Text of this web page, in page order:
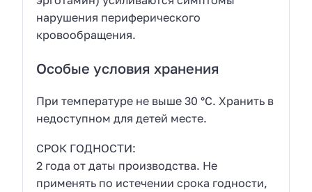
нарушения периферического
кровообращения.
Особые условия хранения
При температуре не выше 30 °C. Хранить в
недоступном для детей месте.
СРОК ГОДНОСТИ:
2 года от даты производства. Не
применять по истечении срока годности,